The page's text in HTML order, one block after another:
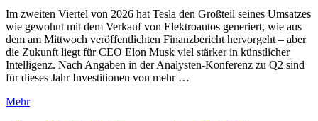
Im zweiten Viertel von 2026 hat Tesla den Großteil seines Umsatzes
wie gewohnt mit dem Verkauf von Elektroautos generiert, wie aus
dem am Mittwoch veröffentlichten Finanzbericht hervorgeht – aber
die Zukunft liegt für CEO Elon Musk viel stärker in künstlicher
Intelligenz. Nach Angaben in der Analysten-Konferenz zu Q2 sind
für dieses Jahr Investitionen von mehr …
Mehr